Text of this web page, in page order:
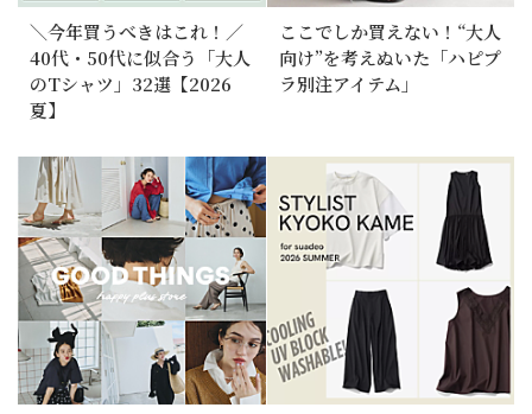
＼今年買うべきはこれ！／
40代・50代に似合う「大人
のTシャツ」32選【2026
夏】
ここでしか買えない！“大人
向け”を考えぬいた「ハピプ
ラ別注アイテム」